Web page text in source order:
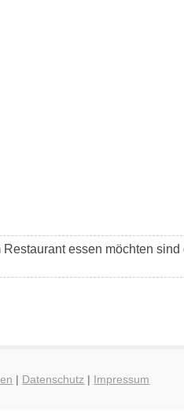
essen möchten sind
| Datenschutz | Impressum